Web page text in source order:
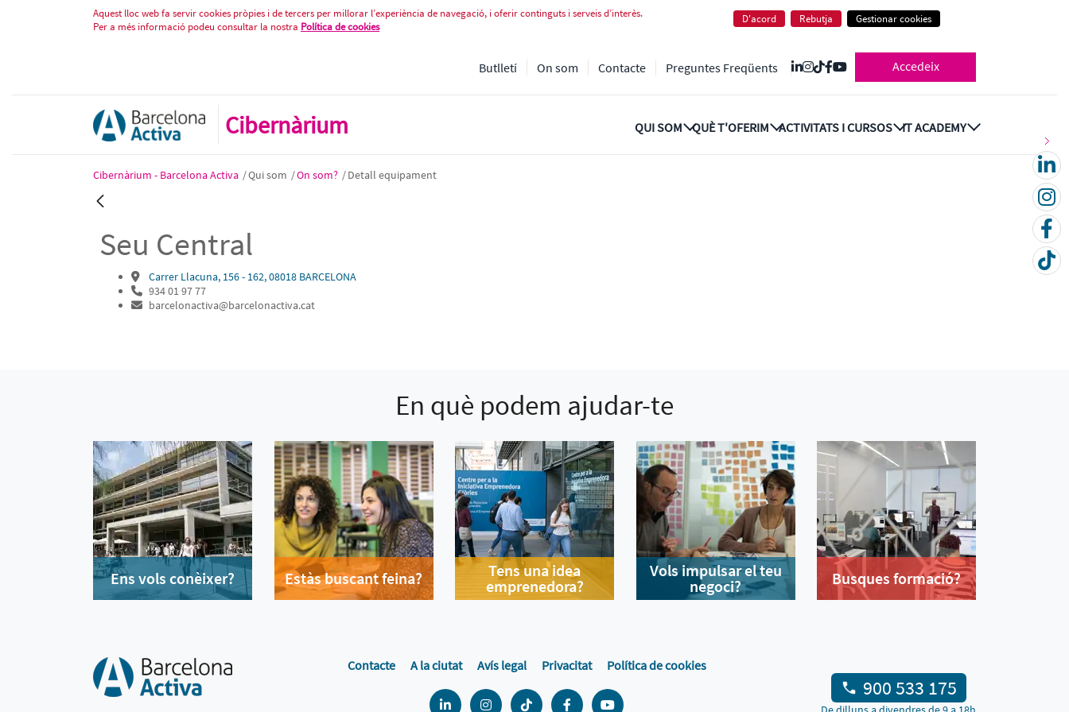
Seu CentralAquest lloc web fa servir cookies pròpies i de tercers per millorar l’experiència de navegació, i oferir continguts i serveis d’interès.
Per a més informació podeu consultar la nostra Política de cookies
D'acord Rebutja Gestionar cookies
Butlletí On som Contacte Preguntes Freqüents Accedeix
Cibernàrium QUI SOM QUÈ T'OFERIM ACTIVITATS I CURSOS IT ACADEMY
Cibernàrium - Barcelona Activa /Qui som /On som? /Detall equipament
Seu Central
Carrer Llacuna, 156 - 162, 08018 BARCELONA
934 01 97 77
barcelonactiva@barcelonactiva.cat
En què podem ajudar-te
Ens vols conèixer? Estàs buscant feina?
Tens una idea
emprenedora?
Vols impulsar el teu
negoci?
Busques formació?
Contacte A la ciutat Avís legal Privacitat Política de cookies
900 533 175